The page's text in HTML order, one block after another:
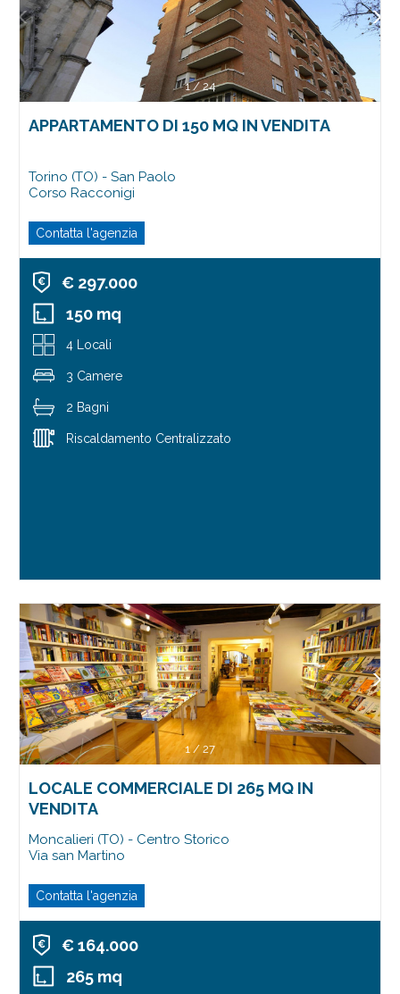
1/24
APPARTAMENTO DI 150 MQ IN VENDITA
Torino (TO) - San Paolo
Corso Racconigi
Contatta l'agenzia
€ 297.000
150 mq
4 Locali
3 Camere
2 Bagni
Riscaldamento Centralizzato
1/ 27
LOCALE COMMERCIALE DI 265 MQ IN
VENDITA
Moncalieri (TO) - Centro Storico
Via san Martino
Contatta l'agenzia
€ 164.000
265 mq